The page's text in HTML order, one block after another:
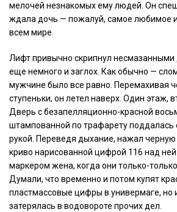
мелочей незнакомых ему людей. Он
ждала дочь — пожалуй, самое любимое
всем мире.
Лифт привычно скрипнул несмазанными
еще немного и заглох. Как обычно —
мужчине было все равно. Перемахивая
ступеньки, он летел наверх. Один этаж,
Дверь с безапелляционно-красной
штампованной по трафарету поддалась
рукой. Переведя дыхание, нажал черную
криво нарисованной цифрой 116 над
маркером жена, когда они только-
Думали, что временно и потом купят
пластмассовые цифры в универмаге, но
затерялась в водовороте прочих дел.